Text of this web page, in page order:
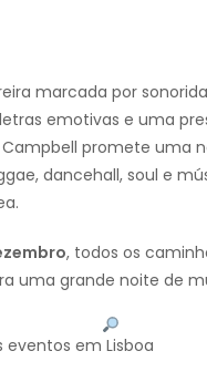
marcada por
emotivas e uma
Campbell promete uma
dancehall, soul e
, todos os
uma grande noite de
eventos em Lisboa